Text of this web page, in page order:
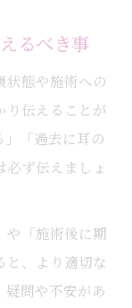
るべき事
状態や施術への
り伝えることが
「過去に耳の
ず伝えましょ
や「施術後に期
と、より適切な
問や不安があ